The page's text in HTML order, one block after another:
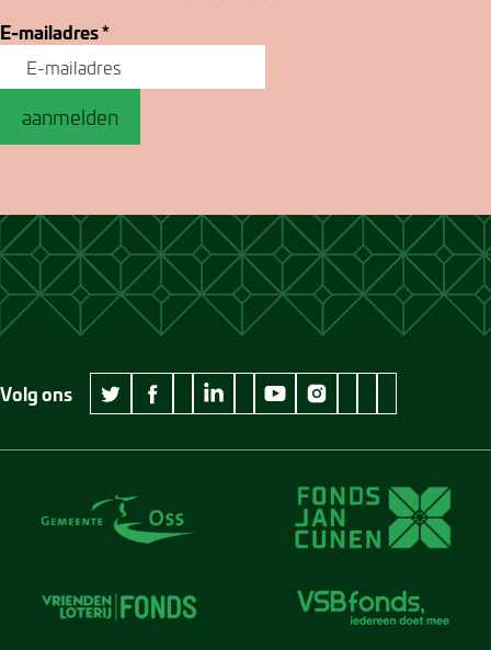
E-mailadres*
aanmelden
Volg ons
twitter Museum Jan Cunen
facebook Museum Jan Cunen
wikipedia Museum Jan Cunen
linkedin Museum Jan Cunen
googleplus Museum Jan Cunen
youtube Museum Jan Cunen
instagram Museum